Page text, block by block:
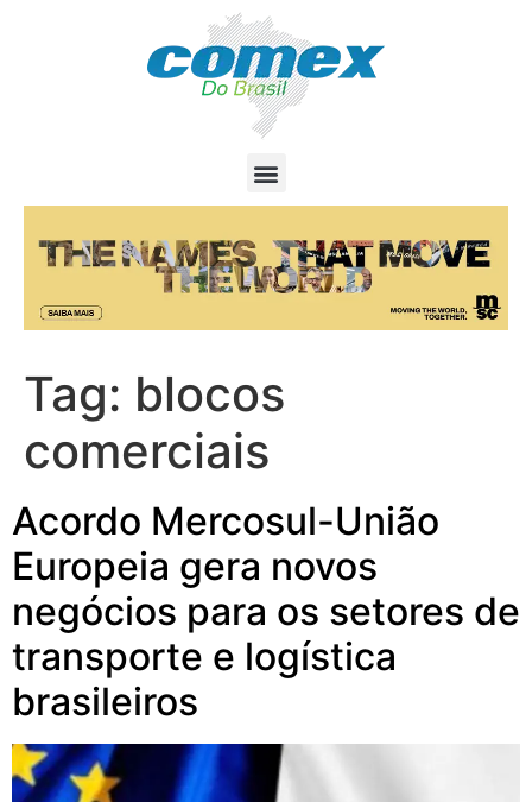
Tag: blocos
comerciais
Acordo Mercosul-União
Europeia gera novos
negócios para os setores de
transporte e logística
brasileiros